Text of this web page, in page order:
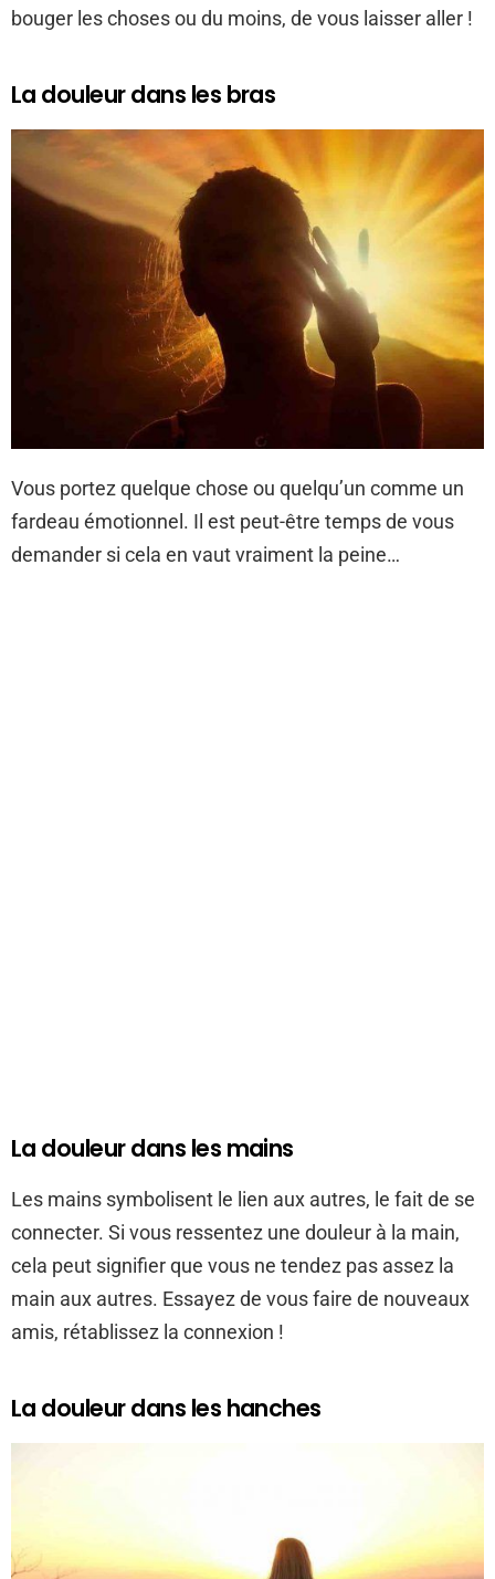
bouger les choses ou du moins, de vous laisser aller !
La douleur dans les bras
Vous portez quelque chose ou quelqu’un comme un
fardeau émotionnel. Il est peut-être temps de vous
demander si cela en vaut vraiment la peine…
La douleur dans les mains
Les mains symbolisent le lien aux autres, le fait de se
connecter. Si vous ressentez une douleur à la main,
cela peut signifier que vous ne tendez pas assez la
main aux autres. Essayez de vous faire de nouveaux
amis, rétablissez la connexion !
La douleur dans les hanches